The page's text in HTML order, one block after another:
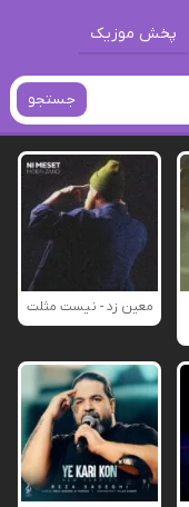
پخش موزیک
جستجو
معین زد - نیست مثلت